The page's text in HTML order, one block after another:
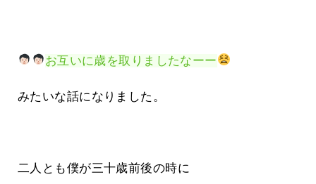
お互いに歳を取りましたなーー
みたいな話になりました。
二人とも僕が三十歳前後の時に